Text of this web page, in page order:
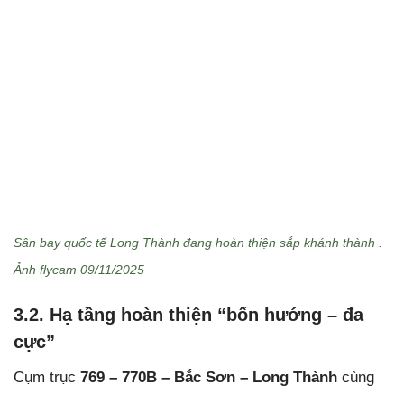
Sân bay quốc tế Long Thành đang hoàn thiện sắp khánh thành .
Ảnh flycam 09/11/2025
3.2. Hạ tầng hoàn thiện “bốn hướng – đa
cực”
Cụm trục 769 – 770B – Bắc Sơn – Long Thành cùng